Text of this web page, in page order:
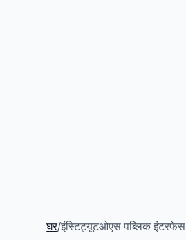
घर/इंस्टिट्यूटओएस पब्लिक इंटरफेस